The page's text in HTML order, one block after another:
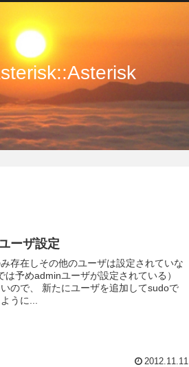
ーザ設定
存在しその他のユーザは設定されていな
予めadminユーザが設定されている）
ので、 新たにユーザを追加してsudoで
うに...
2012.11.11